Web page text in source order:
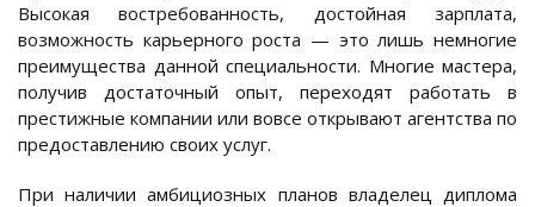
Высокая востребованность, достойная зарплата,
возможность карьерного роста — это лишь немногие
преимущества данной специальности. Многие мастера,
получив достаточный опыт, переходят работать в
престижные компании или вовсе открывают агентства по
предоставлению своих услуг.
При наличии амбициозных планов владелец диплома